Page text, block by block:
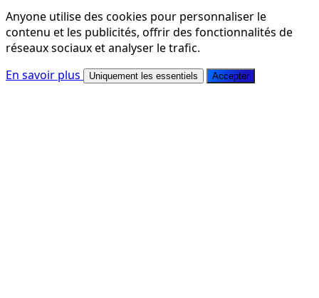
Anyone utilise des cookies pour personnaliser le
contenu et les publicités, offrir des fonctionnalités de
réseaux sociaux et analyser le trafic.
En savoir plus
Uniquement les essentiels Accepter